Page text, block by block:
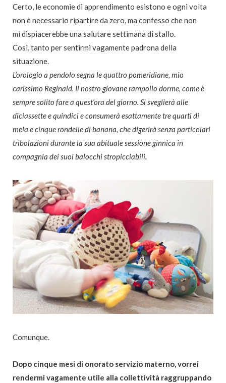
Certo, le economie di apprendimento esistono e ogni volta
non è necessario ripartire da zero, ma confesso che non
mi dispiacerebbe una salutare settimana di stallo.
Così, tanto per sentirmi vagamente padrona della
situazione.
L’orologio a pendolo segna le quattro pomeridiane, mio
carissimo Reginald. Il nostro giovane rampollo dorme, come è
sempre solito fare a quest’ora del giorno. Si sveglierà alle
diciassette e quindici e consumerà esattamente tre quarti di
mela e cinque rondelle di banana, che digerirà senza particolari
tribolazioni durante la sua abituale sessione ginnica in
compagnia dei suoi balocchi stropicciabili.
Comunque.
Dopo cinque mesi di onorato servizio materno, vorrei
rendermi vagamente utile alla collettività raggruppando